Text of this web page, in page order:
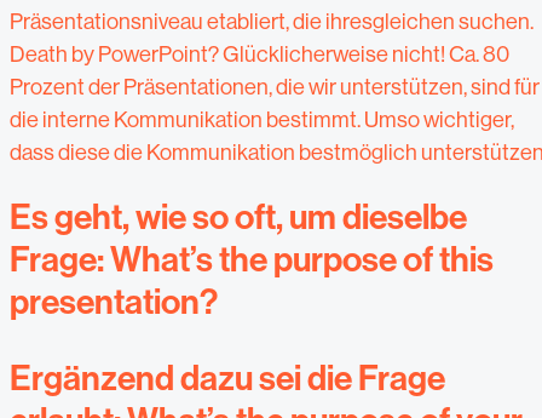
Präsentationsniveau etabliert, die ihresgleichen suchen.
Death by PowerPoint? Glücklicherweise nicht! Ca. 80
Prozent der Präsentationen, die wir unterstützen, sind für
die interne Kommunikation bestimmt. Umso wichtiger,
dass diese die Kommunikation bestmöglich
Es geht, wie so oft, um dieselbe
Frage: What’s the purpose of this
presentation?
Ergänzend dazu sei die Frage